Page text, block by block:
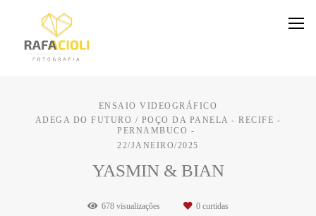
ENSAIO VIDEOGRÁFICO
ADEGA DO FUTURO / POÇO DA PANELA - RECIFE -
PERNAMBUCO
22/JANEIRO/2025
YASMIN & BIAN
678 visualizações 0 curtidas